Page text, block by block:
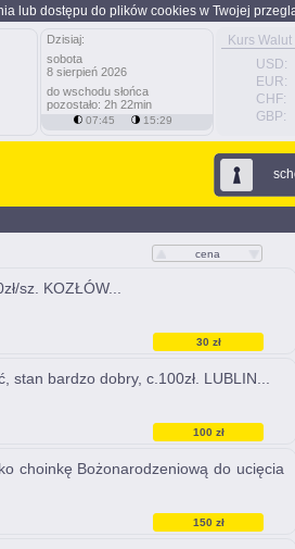
lub dostępu do plików cookies w Twojej
Kurs Walut
USD:
EUR:
CHF:
GBP:
Dzisiaj:
sobota
8 sierpień 2026
do wschodu słońca
pozostało: 2h 22min
07:45 15:29
cena
sz. KOZŁÓW...
30 zł
stan bardzo dobry, c.100zł. LUBLIN...
100 zł
choinkę Bożonarodzeniową do ucięcia
150 zł